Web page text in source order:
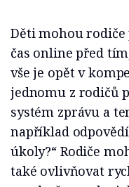
Děti mohou
čas online před
vše je opět v
jednomu z rodičů
systém zprávu a
například
úkoly?“ Rodiče
také ovlivňovat